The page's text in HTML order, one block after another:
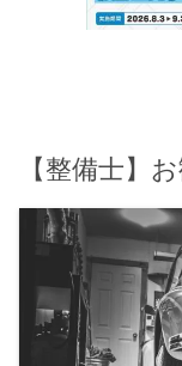
【整備士】